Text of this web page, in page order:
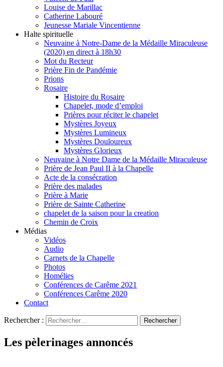
Louise de Marillac
Catherine Labouré
Jeunesse Mariale Vincentienne
Halte spirituelle
Neuvaine à Notre-Dame de la Médaille Miraculeuse
(2020) en direct à 18h30
Mot du Recteur
Prière Fin de Pandémie
Prions
Rosaire
Histoire du Rosaire
Chapelet, mode d’emploi
Prières pour réciter le chapelet
Mystères Joyeux
Mystères Lumineux
Mystères Douloureux
Mystères Glorieux
Neuvaine à Notre Dame de la Médaille Miraculeuse
Prière de Jean Paul II à la Chapelle
Acte de la consécration
Prière des malades
Prière à Marie
Prière de Sainte Catherine
chapelet de la saison pour la creation
Chemin de Croix
Médias
Vidéos
Audio
Carnets de la Chapelle
Photos
Homélies
Conférences de Carême 2021
Conférences Carême 2020
Contact
Rechercher :
Les pèlerinages annoncés